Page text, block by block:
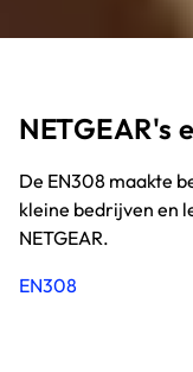
NETGEAR's
De EN308 maakte
kleine bedrijven en
NETGEAR.
EN308